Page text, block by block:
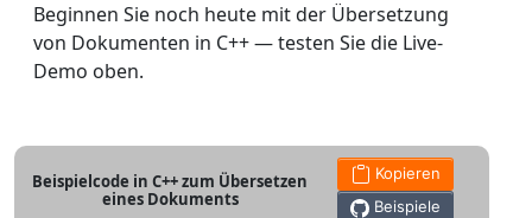
Beginnen Sie noch heute mit der Übersetzung
von Dokumenten in C++ — testen Sie die Live-
Demo oben.
Beispielcode in C++ zum Übersetzen
eines Dokuments
Kopieren
Beispiele